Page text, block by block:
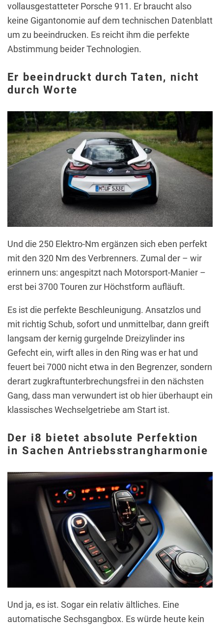
vollausgestatteter Porsche 911. Er braucht also
keine Gigantonomie auf dem technischen Datenblatt
um zu beeindrucken. Es reicht ihm die perfekte
Abstimmung beider Technologien.
Er beeindruckt durch Taten, nicht
durch Worte
Und die 250 Elektro-Nm ergänzen sich eben perfekt
mit den 320 Nm des Verbrenners. Zumal der – wir
erinnern uns: angespitzt nach Motorsport-Manier –
erst bei 3700 Touren zur Höchstform aufläuft.
Es ist die perfekte Beschleunigung. Ansatzlos und
mit richtig Schub, sofort und unmittelbar, dann greift
langsam der kernig gurgelnde Dreizylinder ins
Gefecht ein, wirft alles in den Ring was er hat und
feuert bei 7000 nicht etwa in den Begrenzer, sondern
derart zugkraftunterbrechungsfrei in den nächsten
Gang, dass man verwundert ist ob hier überhaupt ein
klassisches Wechselgetriebe am Start ist.
Der i8 bietet absolute Perfektion
in Sachen Antriebsstrangharmonie
Und ja, es ist. Sogar ein relativ ältliches. Eine
automatische Sechsgangbox. Es würde heute kein